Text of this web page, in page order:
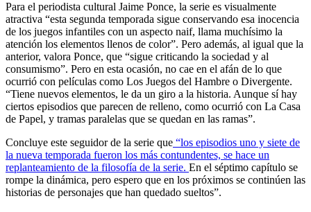
Para el periodista cultural Jaime Ponce, la serie es visualmente
atractiva “esta segunda temporada sigue conservando esa inocencia
de los juegos infantiles con un aspecto naif, llama muchísimo la
atención los elementos llenos de color”. Pero además, al igual que la
anterior, valora Ponce, que “sigue criticando la sociedad y al
consumismo”. Pero en esta ocasión, no cae en el afán de lo que
ocurrió con películas como Los Juegos del Hambre o Divergente.
“Tiene nuevos elementos, le da un giro a la historia. Aunque sí hay
ciertos episodios que parecen de relleno, como ocurrió con La Casa
de Papel, y tramas paralelas que se quedan en las ramas”.
Concluye este seguidor de la serie que “los episodios uno y siete de
la nueva temporada fueron los más contundentes, se hace un
replanteamiento de la filosofía de la serie. En el séptimo capítulo se
rompe la dinámica, pero espero que en los próximos se continúen las
historias de personajes que han quedado sueltos”.